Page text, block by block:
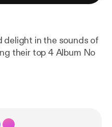
delight in the sounds of
their top 4 Album No